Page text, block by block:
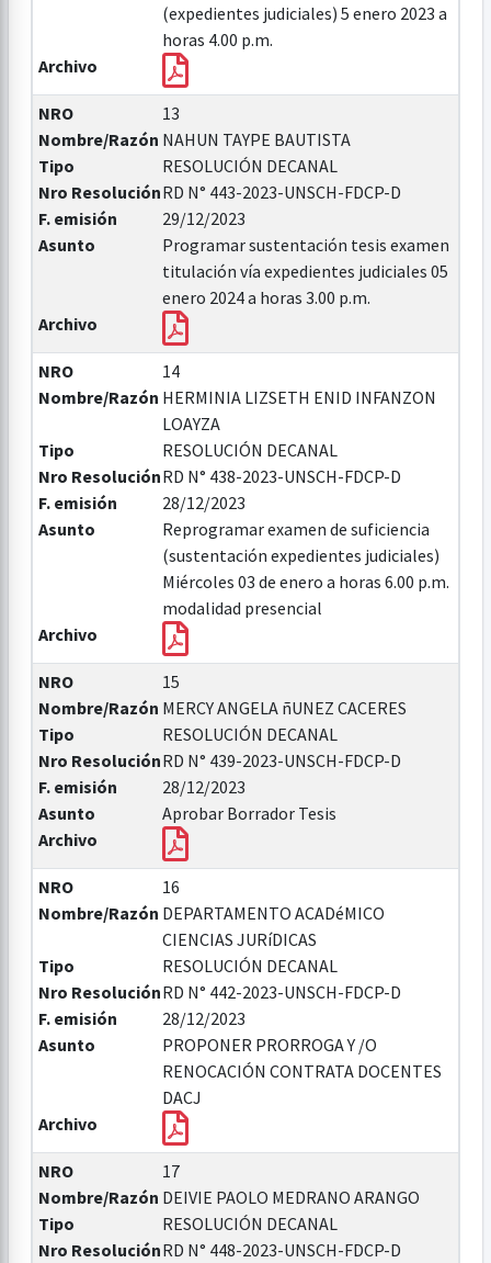
(expedientes judiciales) 5 enero 2023 a
horas 4.00 p.m.
Archivo
NRO
13
Nombre/Razón NAHUN TAYPE BAUTISTA
Tipo
RESOLUCIÓN DECANAL
Nro ResoluciónRD N° 443-2023-UNSCH-FDCP-D
F. emisión
29/12/2023
Asunto
Programar sustentación tesis examen
titulación vía expedientes judiciales 05
enero 2024 a horas 3.00 p.m.
Archivo
NRO
14
Nombre/Razón HERMINIA LIZSETH ENID INFANZON
LOAYZA
Tipo
RESOLUCIÓN DECANAL
Nro ResoluciónRD N° 438-2023-UNSCH-FDCP-D
F. emisión
28/12/2023
Asunto
Reprogramar examen de suficiencia
(sustentación expedientes judiciales)
Miércoles 03 de enero a horas 6.00 p.m.
modalidad presencial
Archivo
NRO
15
Nombre/Razón MERCY ANGELA ñUNEZ CACERES
Tipo
RESOLUCIÓN DECANAL
Nro ResoluciónRD N° 439-2023-UNSCH-FDCP-D
F. emisión
28/12/2023
Asunto
Aprobar Borrador Tesis
Archivo
NRO
16
Nombre/Razón DEPARTAMENTO ACADéMICO
CIENCIAS JURíDICAS
Tipo
RESOLUCIÓN DECANAL
Nro ResoluciónRD N° 442-2023-UNSCH-FDCP-D
F. emisión
28/12/2023
Asunto
PROPONER PRORROGA Y /O
RENOCACIÓN CONTRATA DOCENTES
DACJ
Archivo
NRO
17
Nombre/Razón DEIVIE PAOLO MEDRANO ARANGO
Tipo
RESOLUCIÓN DECANAL
Nro ResoluciónRD N° 448-2023-UNSCH-FDCP-D